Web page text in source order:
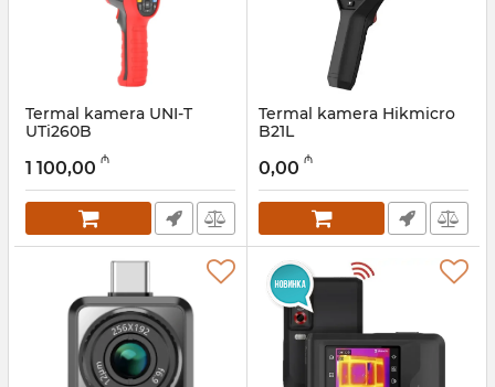
Termal kamera UNI-T
UTi260B
12018478
1 100,00 ₼
Termal kamera Hikmicro
B21L
12018245
0,00 ₼